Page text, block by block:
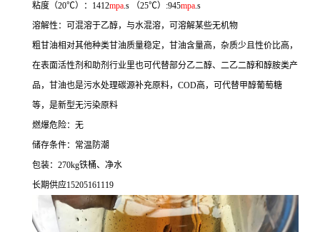
粘度（20℃）：1412mpa.s （25℃）:945mpa.s
溶解性：可混溶于乙醇，与水混溶，可溶解某些无机物
粗甘油相对其他种类甘油质量稳定，甘油含量高，杂质少且性价比高，
在表面活性剂和助剂行业里也可代替部分乙二醇、二乙二醇和醇胺类产
品，甘油也是污水处理碳源补充原料，COD高，可代替甲醇葡萄糖
等，是新型无污染原料
燃爆危险：无
储存条件：常温防潮
包装：270kg铁桶、净水
长期供应15205161119